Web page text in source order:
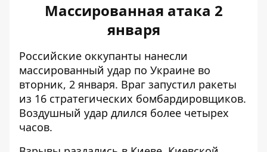
Массированная атака 2
января
Российские оккупанты нанесли
массированный удар по Украине во
вторник, 2 января. Враг запустил ракеты
из 16 стратегических бомбардировщиков.
Воздушный удар длился более четырех
часов.